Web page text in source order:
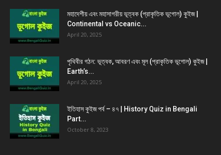
মহাদেশীয় এবং মহাসাগরীয় ভূত্বক (প্রাকৃতিক ভূগোল) কুইজ |
Continental vs Oceanic...
April 20, 2025
পৃথিবীর গঠন: ভূত্বক, আবরণ এবং মূল (প্রাকৃতিক ভূগোল) কুইজ |
Earth’s...
April 20, 2025
ইতিহাস কুইজ পর্ব – ৪৭ | History Quiz in Bengali
Part...
October 8, 2023